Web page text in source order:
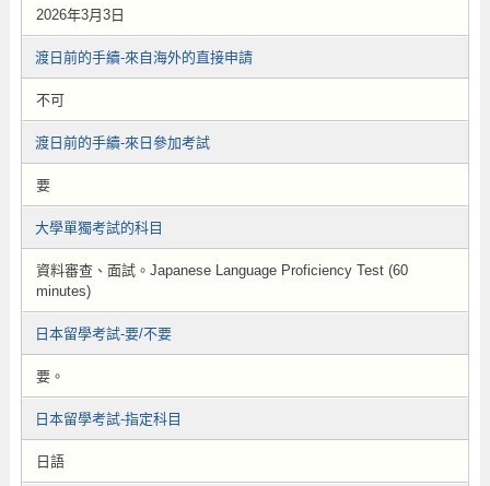
2026年3月3日
渡日前的手續-來自海外的直接申請
不可
渡日前的手續-來日參加考試
要
大學單獨考試的科目
資料審查、面試。Japanese Language Proficiency Test (60
minutes)
日本留學考試-要/不要
要。
日本留學考試-指定科目
日語